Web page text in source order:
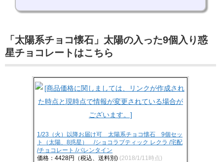
「太陽系チョコ懐石」太陽の入った9個入り惑
星チョコレートはこちら
1/23（火）以降お届け可 太陽系チョコ懐石 9個セッ
ト（太陽、8惑星） /ショコラブティック レクラ /宅配
/チョコレート /バレンタイン
価格：4428円（税込、送料別) (2018/1/11時点)